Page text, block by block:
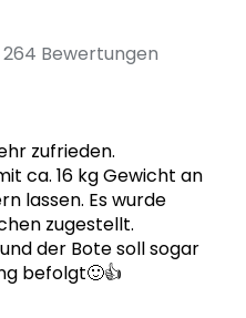
264 Bewertungen
zufrieden.
ca. 16 kg Gewicht an
lassen. Es wurde
zugestellt.
der Bote soll sogar
befolgt🙂👍